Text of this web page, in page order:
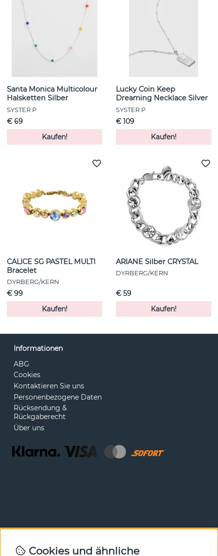
Santa Monica Multicolour
Halsketten Silber
SYSTER P
€ 69
Kaufen!
Lucky Coin Keep
Dreaming Necklace Silver
SYSTER P
€ 109
Kaufen!
CALICE SG PASTEL MULTI
Bracelet
DYRBERG/KERN
€ 99
Kaufen!
ARIANE Silber CRYSTAL
DYRBERG/KERN
€ 59
Kaufen!
Informationen
ABG
Cookies
Kontaktieren Sie uns
Personenbezogene Daten
Rücksendung &
Rückgaberecht
Über uns
Newsletter
Cookies und ähnliche